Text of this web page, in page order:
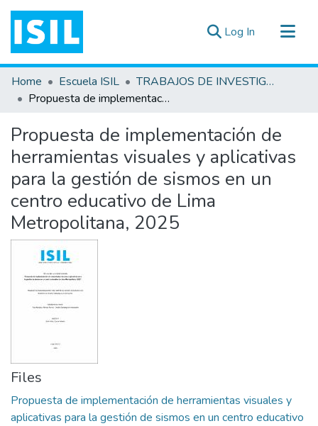
Log In (current)
All of DSpace
Statistics
Documentos ▾
Home Escuela ISIL
TRABAJOS DE INVESTIGACIÓN
Propuesta de implementación de herramientas visuales y aplicativas para la gestión de sismos en un centro educativo de Lima Metropolitana, 2025
Propuesta de implementación de
herramientas visuales y aplicativas
para la gestión de sismos en un
centro educativo de Lima
Metropolitana, 2025
Files
Propuesta de implementación de herramientas visuales y
aplicativas para la gestión de sismos en un centro educativo